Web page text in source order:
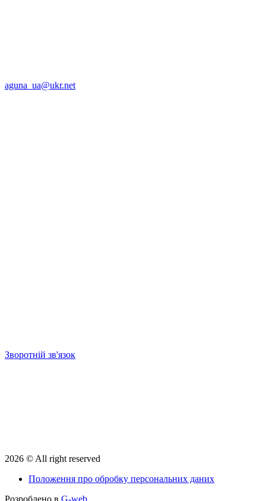
aguna_ua@ukr.net
Зворотній зв'язок
2026 © All right reserved
Положення про обробку персональних даних